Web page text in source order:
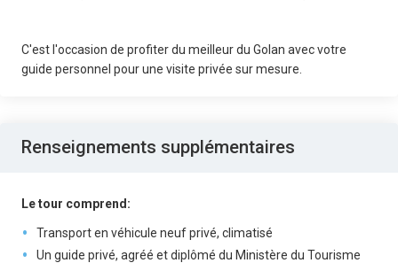
C'est l'occasion de profiter du meilleur du Golan avec votre
guide personnel pour une visite privée sur mesure.
Renseignements supplémentaires
Le tour comprend:
Transport en véhicule neuf privé, climatisé
Un guide privé, agréé et diplômé du Ministère du Tourisme